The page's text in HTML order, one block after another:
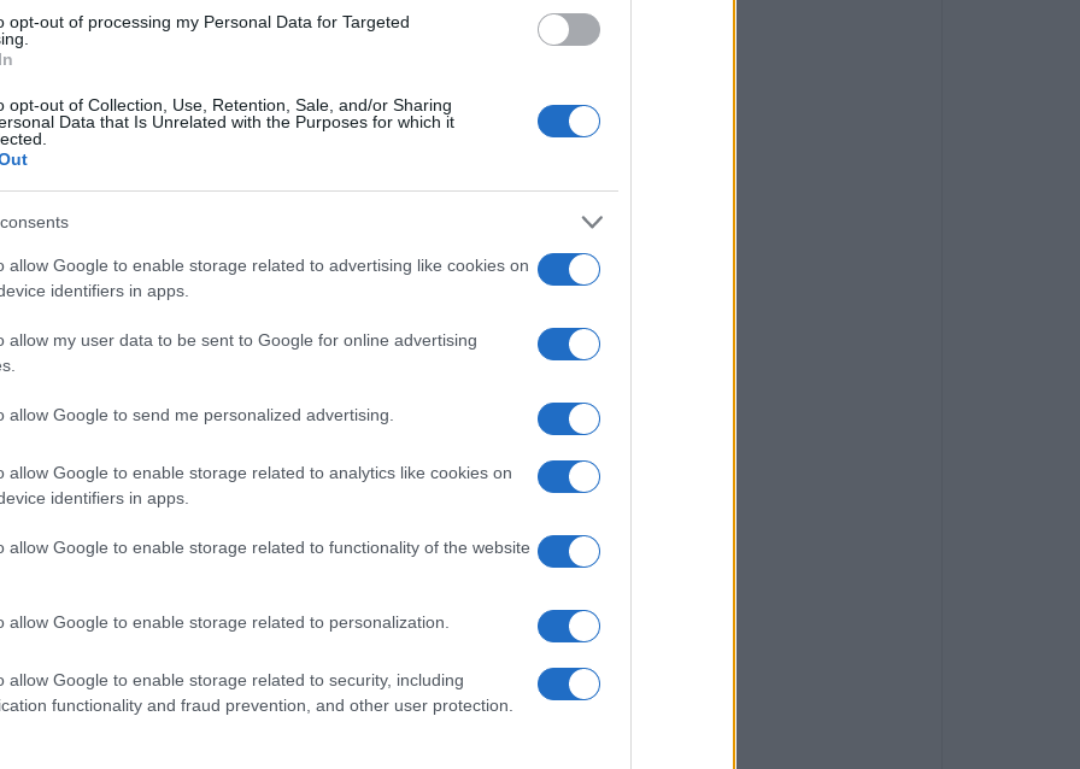
opt-out of processing my Personal Data for Targeted
opt-out of Collection, Use, Retention, Sale, and/or Sharing
Data that Is Unrelated with the Purposes for which it
allow Google to enable storage related to advertising like cookies on
identifiers in apps.
allow my user data to be sent to Google for online advertising
allow Google to send me personalized advertising.
allow Google to enable storage related to analytics like cookies on
identifiers in apps.
allow Google to enable storage related to functionality of the website
allow Google to enable storage related to personalization.
allow Google to enable storage related to security, including
functionality and fraud prevention, and other user protection.
η βράβευση του συνθέτη και καθηγητή μουσικής
του στη μουσική.
του Πολιτιστικού Χορευτικού Ομίλου
Ελληνίδων, το Τμήμα Παραδοσιακών Τραγουδιών
"Κορυφώ", η Χορωδία Καββαδάδων, η Χορωδία του
του Πολιτιστικού Συλλόγου Κασσιώπης, ο
Χορωδία “Μιχαήλ Καποδίστριας”, ο Μουσικός
οι Χορωδίες της Μουσικής Καλλιτεχνικής
Πετριτή και του Πολιτιστικού Συλλόγου
το Πολυφωνικό Τμήμα Καλλιτεχνικού Συλλόγου
η Χορωδία Περίθειας & Λουτσών, η Χορωδία
του Πολιτιστικού Συλλόγου Αργυράδων, η
η Μικτή Χορωδία του Πολιτιστικού Συλλόγου
ημέρα του Φεστιβάλ, το τετραήμερο
Νυμφών, η Χορωδία Μαλλίων Κρήτης, η
Χορωδία Κυρίων Δράμας, η Χορωδία
Σαλαμίνας και, τέλος, η Γυναικεία Χορωδία
η Μαρίνα Μοσχάτ και ο Πέτρος Γάλλιας,
Χορωδιών Κέρκυρας, Χρυσούλα Τόμπρου.